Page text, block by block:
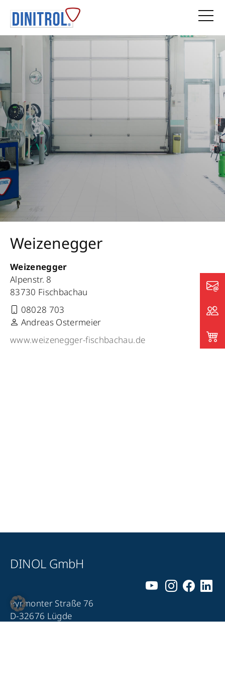
Weizenegger
Weizenegger
Alpenstr. 8
83730 Fischbachau
08028 703
Andreas Ostermeier
www.weizenegger-fischbachau.de
DINOL GmbH
Pyrmonter Straße 76
D-32676 Lügde